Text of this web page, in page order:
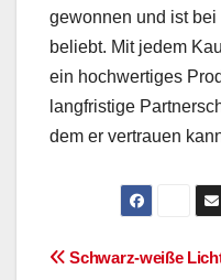
gewonnen und ist
beliebt. Mit jedem
ein hochwertiges
langfristige
dem er vertrauen
Schwarz-weiße